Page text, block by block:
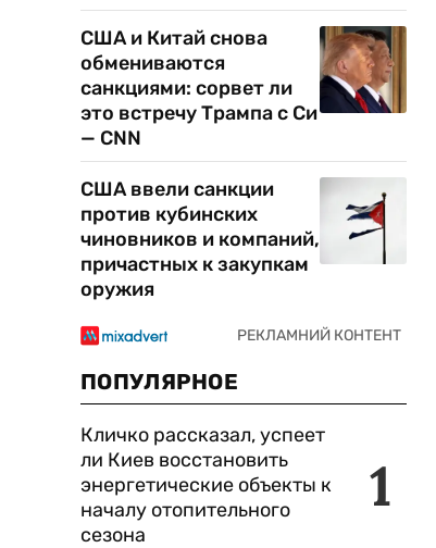
США и Китай снова
обмениваются
санкциями: сорвет ли
это встречу Трампа с Си
— CNN
США ввели санкции
против кубинских
чиновников и компаний,
причастных к закупкам
оружия
ПОПУЛЯРНОЕ
1
Кличко рассказал, успеет
ли Киев восстановить
энергетические объекты к
началу отопительного
сезона